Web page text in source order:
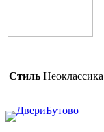
Стиль Неоклассика